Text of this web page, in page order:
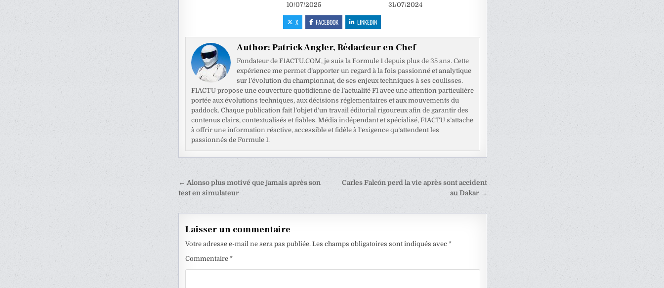
10/07/2025 31/07/2024
X FACEBOOK LINKEDIN
Author: Patrick Angler, Rédacteur en Chef
Fondateur de F1ACTU.COM, je suis la Formule 1 depuis plus de 35 ans. Cette
expérience me permet d’apporter un regard à la fois passionné et analytique
sur l’évolution du championnat, de ses enjeux techniques à ses coulisses.
F1ACTU propose une couverture quotidienne de l’actualité F1 avec une attention particulière
portée aux évolutions techniques, aux décisions réglementaires et aux mouvements du
paddock. Chaque publication fait l’objet d’un travail éditorial rigoureux afin de garantir des
contenus clairs, contextualisés et fiables. Média indépendant et spécialisé, F1ACTU s’attache
à offrir une information réactive, accessible et fidèle à l’exigence qu’attendent les
passionnés de Formule 1.
Navigation
de
l’article
Carles Falcón perd la vie après sont accident
au Dakar →
← Alonso plus motivé que jamais après son
test en simulateur
Laisser un commentaire
Votre adresse e-mail ne sera pas publiée. Les champs obligatoires sont indiqués avec *
Commentaire *